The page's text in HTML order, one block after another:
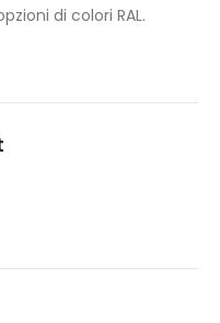
di colori RAL.